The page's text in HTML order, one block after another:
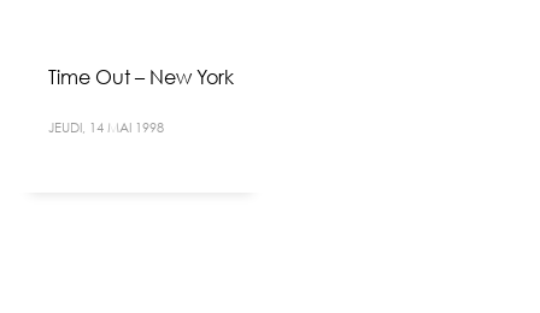
Time Out – New York
JEUDI, 14 MAI 1998